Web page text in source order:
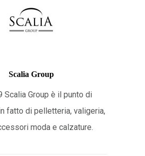
Scalia Group
Scalia Group è il punto di
fatto di pelletteria, valigeria,
moda e calzature.